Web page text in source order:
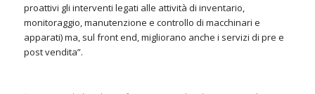
proattivi gli interventi legati alle attività di inventario,
monitoraggio, manutenzione e controllo di macchinari e
apparati) ma, sul front end, migliorano anche i servizi di pre e
post vendita”.